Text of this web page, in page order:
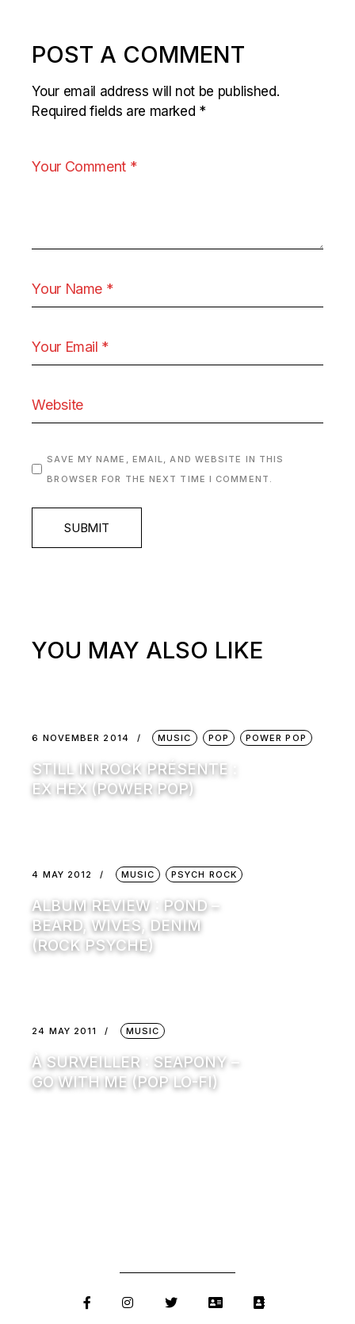
POST A COMMENT
Your email address will not be published.
Required fields are marked *
SAVE MY NAME, EMAIL, AND WEBSITE IN THIS
BROWSER FOR THE NEXT TIME I COMMENT.
SUBMIT
YOU MAY ALSO LIKE
6 NOVEMBER 2014 MUSIC POP POWER POP
STILL IN ROCK PRÉSENTE :
EX HEX (POWER POP)
4 MAY 2012 MUSIC PSYCH ROCK
ALBUM REVIEW : POND –
BEARD, WIVES, DENIM
(ROCK PSYCHE)
24 MAY 2011 MUSIC
À SURVEILLER : SEAPONY –
GO WITH ME (POP LO-FI)